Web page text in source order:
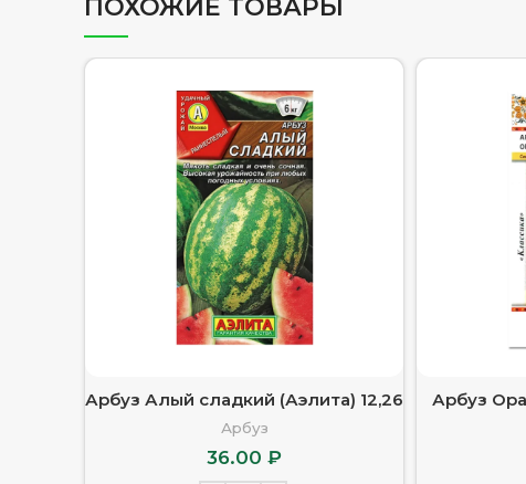
ПОХОЖИЕ ТОВАРЫ
Арбуз Алый сладкий (Аэлита) 12,26
Арбуз
36.00₽
Арбуз